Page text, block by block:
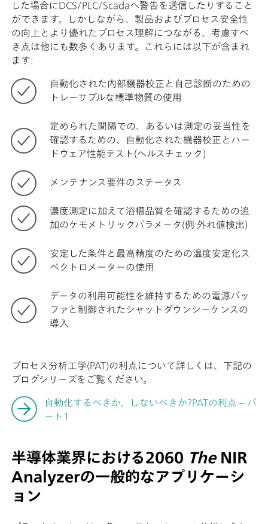
した場合にDCS/PLC/Scadaへ警告を送信したりすること
ができます。しかしながら、製品およびプロセス安全性
の向上とより優れたプロセス理解につながる、考慮すべ
き点は他にも数多くあります。これらには以下が含まれ
ます:
自動化された内部機器校正と自己診断のための
トレーサブルな標準物質の使用
定められた間隔での、あるいは測定の妥当性を
確認するための、自動化された機器校正とハー
ドウェア性能テスト(ヘルスチェック)
メンテナンス要件のステータス
濃度測定に加えて浴槽品質を確認するための追
加のケモメトリックパラメータ(例:外れ値検出)
安定した条件と最高精度のための温度安定化ス
ペクトロメーターの使用
データの利用可能性を維持するための電源バッ
ファと制御されたシャットダウンシーケンスの
導入
プロセス分析工学(PAT)の利点について詳しくは、下記の
ブログシリーズをご覧ください。
自動化するべきか、しないべきか?PATの利点 – パ
ート1
半導体業界における2060 TheNIR
Analyzerの一般的なアプリケーシ
ョン